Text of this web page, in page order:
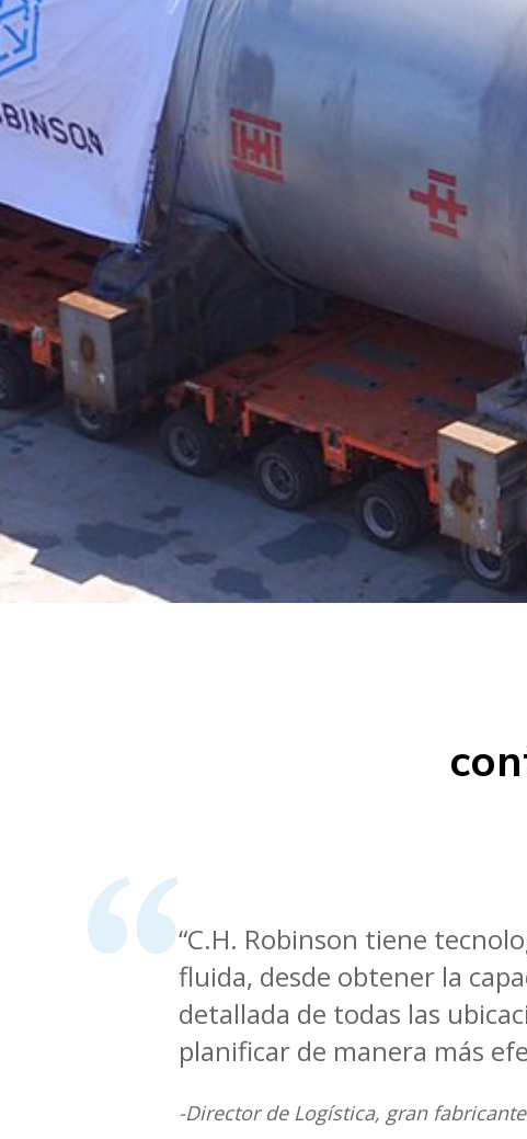
“C.H. Robinson tiene
fluida, desde obtener la
detallada de todas las
planificar de manera más
-Director de Logística, gran